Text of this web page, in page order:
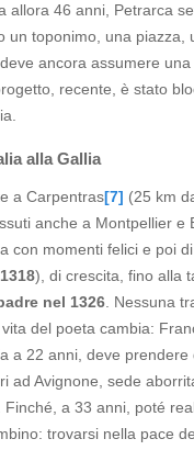
allora 46 anni, Petrarca
un toponimo, una piazza,
ancora assumere una
recente, è stato
alla Gallia
a Carpentras[7] (25 km
anche a Montpellier e
con momenti felici e poi
), di crescita, fino alla
nel 1326 . Nessuna
del poeta cambia:
a 22 anni, deve prendere
ad Avignone, sede
Finché, a 33 anni, poté
trovarsi nella pace